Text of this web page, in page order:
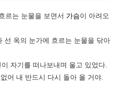
르는 눈물을 보면서 가슴이 아려오
선 옥의 눈가에 흐르는 눈물을 닦아
자기를 떠나보내며 울고 있었다.
어 내 반드시 다시 돌아 올 거야.